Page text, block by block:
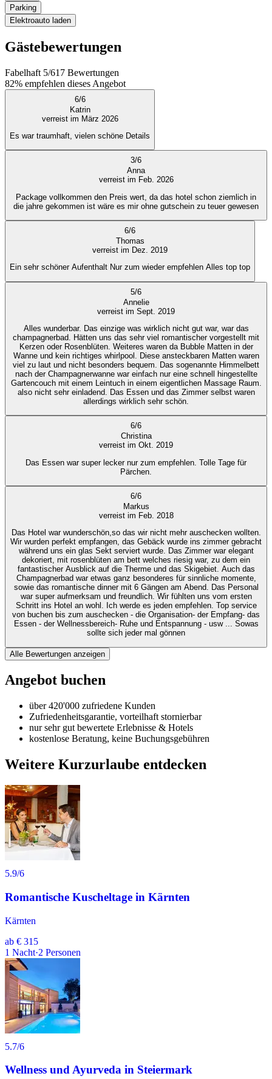
Parking
Elektroauto laden
Gästebewertungen
Fabelhaft 5/617 Bewertungen
82% empfehlen dieses Angebot
6/6
Katrin
verreist im März 2026
Es war traumhaft, vielen schöne Details
3/6
Anna
verreist im Feb. 2026
Package vollkommen den Preis wert, da das hotel schon ziemlich in
die jahre gekommen ist wäre es mir ohne gutschein zu teuer gewesen
6/6
Thomas
verreist im Dez. 2019
Ein sehr schöner Aufenthalt Nur zum wieder empfehlen Alles top top
5/6
Annelie
verreist im Sept. 2019
Alles wunderbar. Das einzige was wirklich nicht gut war, war das
champagnerbad. Hätten uns das sehr viel romantischer vorgestellt mit
Kerzen oder Rosenblüten. Weiteres waren da Bubble Matten in der
Wanne und kein richtiges whirlpool. Diese ansteckbaren Matten waren
viel zu laut und nicht besonders bequem. Das sogenannte Himmelbett
nach der Champagnerwanne war einfach nur eine schnell hingestellte
Gartencouch mit einem Leintuch in einem eigentlichen Massage Raum.
also nicht sehr einladend. Das Essen und das Zimmer selbst waren
allerdings wirklich sehr schön.
6/6
Christina
verreist im Okt. 2019
Das Essen war super lecker nur zum empfehlen. Tolle Tage für
Pärchen.
6/6
Markus
verreist im Feb. 2018
Das Hotel war wunderschön,so das wir nicht mehr auschecken wollten.
Wir wurden perfekt empfangen, das Gebäck wurde ins zimmer gebracht
während uns ein glas Sekt serviert wurde. Das Zimmer war elegant
dekoriert, mit rosenblüten am bett welches riesig war, zu dem ein
fantastischer Ausblick auf die Therme und das Skigebiet. Auch das
Champagnerbad war etwas ganz besonderes für sinnliche momente,
sowie das romantische dinner mit 6 Gängen am Abend. Das Personal
war super aufmerksam und freundlich. Wir fühlten uns vom ersten
Schritt ins Hotel an wohl. Ich werde es jeden empfehlen. Top service
von buchen bis zum auschecken - die Organisation- der Empfang- das
Essen - der Wellnessbereich- Ruhe und Entspannung - usw ... Sowas
sollte sich jeder mal gönnen
Alle Bewertungen anzeigen
Angebot buchen
über 420'000 zufriedene Kunden
Zufriedenheitsgarantie, vorteilhaft stornierbar
nur sehr gut bewertete Erlebnisse & Hotels
kostenlose Beratung, keine Buchungsgebühren
Weitere Kurzurlaube entdecken
5.9/6
Romantische Kuscheltage in Kärnten
Kärnten
ab € 315
1 Nacht·2 Personen
5.7/6
Wellness und Ayurveda in Steiermark